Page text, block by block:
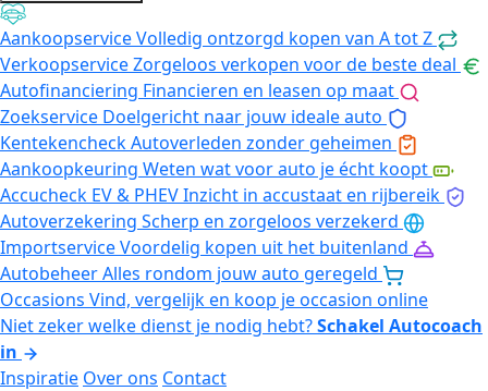
AankoopserviceVolledig ontzorgd kopen van A tot Z
VerkoopserviceZorgeloos verkopen voor de beste deal
Autofinanciering Financieren en leasen op maat
Zoekservice Doelgericht naar jouw ideale auto
KentekencheckAutoverleden zonder geheimen
Aankoopkeuring Weten wat voor auto je écht koopt
Accucheck EV & PHEVInzicht in accustaat en rijbereik
Autoverzekering Scherp en zorgeloos verzekerd
ImportserviceVoordelig kopen uit het buitenland
AutobeheerAlles rondom jouw auto geregeld
Occasions Vind, vergelijk en koop je occasion online
Niet zeker welke dienst je nodig hebt?Schakel Autocoach
in
Inspiratie Over ons Contact